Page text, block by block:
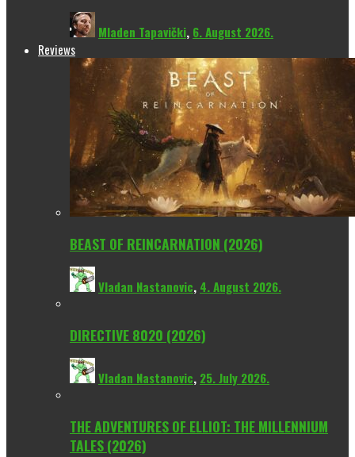
Mladen Tapavički, 6. August 2026.
Reviews
BEAST OF REINCARNATION (2026)
Vladan Nastanovic, 4. August 2026.
DIRECTIVE 8020 (2026)
Vladan Nastanovic, 25. July 2026.
THE ADVENTURES OF ELLIOT: THE MILLENNIUM
TALES (2026)